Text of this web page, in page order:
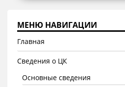
МЕНЮ НАВИГАЦИИ
Главная
Сведения о ЦК
Основные сведения